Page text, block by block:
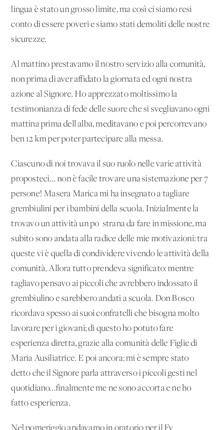
lingua è stato un grosso limite, ma così ci siamo resi
conto di essere poveri e siamo stati demoliti delle nostre
sicurezze.
Al mattino prestavamo il nostro servizio alla comunità,
non prima di aver affidato la giornata ed ogni nostra
azione al Signore. Ho apprezzato moltissimo la
testimonianza di fede delle suore che si svegliavano ogni
mattina prima dell'alba, meditavano e poi percorrevano
ben 12 km per poter partecipare alla messa.
Ciascuno di noi trovava il suo ruolo nelle varie attività
proposteci... non è facile trovare una sistemazione per 7
persone! Masera Marica mi ha insegnato a tagliare
grembiulini per i bambini della scuola. Inizialmente la
trovavo un'attività un po' strana da fare in missione, ma
subito sono andata alla radice delle mie motivazioni: tra
queste vi è quella di condividere vivendo le attività della
comunità. Allora tutto prendeva significato: mentre
tagliavo pensavo ai piccoli che avrebbero indossato il
grembiulino e sarebbero andati a scuola. Don Bosco
ricordava spesso ai suoi confratelli che bisogna molto
lavorare per i giovani; di questo ho potuto fare
esperienza diretta, grazie alla comunità delle Figlie di
Maria Ausiliatrice. E poi ancora: mi è sempre stato
detto che il Signore parla attraverso i piccoli gesti nel
quotidiano...finalmente me ne sono accorta e ne ho
fatto esperienza.
Nel pomeriggio andavamo in oratorio per il Fy